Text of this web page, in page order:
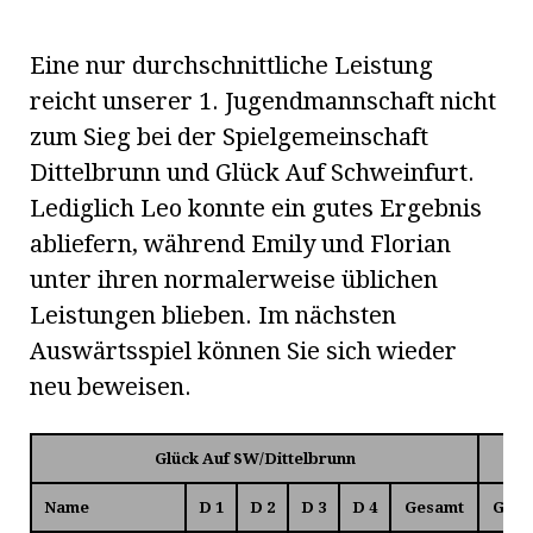
Eine nur durchschnittliche Leistung
reicht unserer 1. Jugendmannschaft nicht
zum Sieg bei der Spielgemeinschaft
Dittelbrunn und Glück Auf Schweinfurt.
Lediglich Leo konnte ein gutes Ergebnis
abliefern, während Emily und Florian
unter ihren normalerweise üblichen
Leistungen blieben. Im nächsten
Auswärtsspiel können Sie sich wieder
neu beweisen.
Glück Auf SW/Dittelbrunn
Name D 1 D 2 D 3 D 4 Gesamt